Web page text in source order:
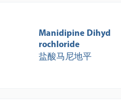
Manidipine Dihyd
rochloride
盐酸马尼地平